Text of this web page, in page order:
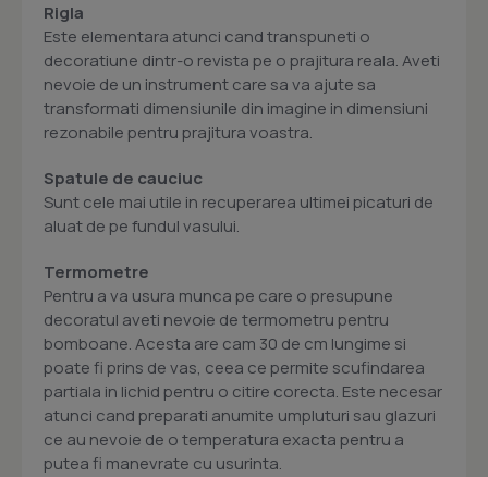
Rigla
Este elementara atunci cand transpuneti o
decoratiune dintr-o revista pe o prajitura reala. Aveti
nevoie de un instrument care sa va ajute sa
transformati dimensiunile din imagine in dimensiuni
rezonabile pentru prajitura voastra.
Spatule de cauciuc
Sunt cele mai utile in recuperarea ultimei picaturi de
aluat de pe fundul vasului.
Termometre
Pentru a va usura munca pe care o presupune
decoratul aveti nevoie de termometru pentru
bomboane. Acesta are cam 30 de cm lungime si
poate fi prins de vas, ceea ce permite scufindarea
partiala in lichid pentru o citire corecta. Este necesar
atunci cand preparati anumite umpluturi sau glazuri
ce au nevoie de o temperatura exacta pentru a
putea fi manevrate cu usurinta.